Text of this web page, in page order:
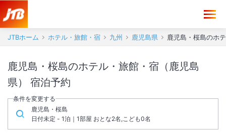
JTBホーム ホテル・旅館・宿 九州 鹿児島県 鹿児島・桜島のホ
鹿児島・桜島のホテル・旅館・宿（鹿児島
県） 宿泊予約
条件を変更する
鹿児島・桜島
日付未定 - 1泊｜1部屋 おとな2名,こども0名